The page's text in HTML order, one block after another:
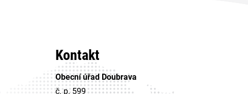
Kontakt
Obecní úřad Doubrava
č. p. 599